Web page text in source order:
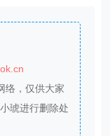
络，仅供大家
琥进行删除处